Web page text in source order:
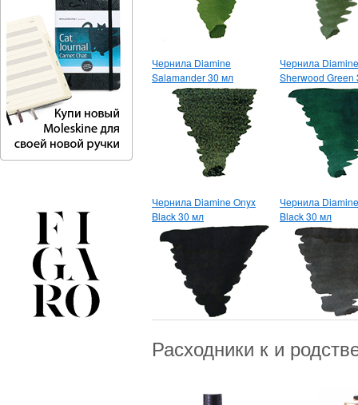
Чернила Diamine
Salamander 30 мл
Чернила Diamine
Sherwood Green
Чернила Diamine Onyx
Black 30 мл
Чернила
Black 30 мл
Расходники к и